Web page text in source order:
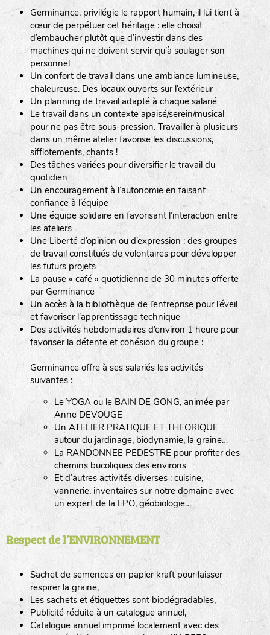
Germinance, privilégie le rapport humain, il lui tient à
cœur de perpétuer cet héritage : elle choisit
d’embaucher plutôt que d’investir dans des
machines qui ne doivent servir qu’à soulager son
personnel
Un confort de travail dans une ambiance lumineuse,
chaleureuse. Des locaux ouverts sur l’extérieur
Un planning de travail adapté à chaque salarié
Le travail dans un contexte apaisé/serein/musical
pour ne pas être sous-pression. Travailler à plusieurs
dans un même atelier favorise les discussions,
sifflotements, chants !
Des tâches variées pour diversifier le travail du
quotidien
Un encouragement à l’autonomie en faisant
confiance à l’équipe
Une équipe solidaire en favorisant l’interaction entre
les ateliers
Une Liberté d’opinion ou d’expression : des groupes
de travail constitués de volontaires pour développer
les futurs projets
La pause « café » quotidienne de 30 minutes offerte
par Germinance
Un accès à la bibliothèque de l’entreprise pour l’éveil
et favoriser l’apprentissage technique
Des activités hebdomadaires d’environ 1 heure pour
favoriser la détente et cohésion du groupe :
Germinance offre à ses salariés les activités
suivantes :
Le YOGA ou le BAIN DE GONG, animée par
Anne DEVOUGE
Un ATELIER PRATIQUE ET THEORIQUE
autour du jardinage, biodynamie, la graine…
La RANDONNEE PEDESTRE pour profiter des
chemins bucoliques des environs
Et d’autres activités diverses : cuisine,
vannerie, inventaires sur notre domaine avec
un expert de la LPO, géobiologie…
Respect de l’ENVIRONNEMENT
Sachet de semences en papier kraft pour laisser
respirer la graine,
Les sachets et étiquettes sont biodégradables,
Publicité réduite à un catalogue annuel,
Catalogue annuel imprimé localement avec des